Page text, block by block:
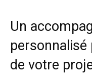
Un
personnalisé
de votre